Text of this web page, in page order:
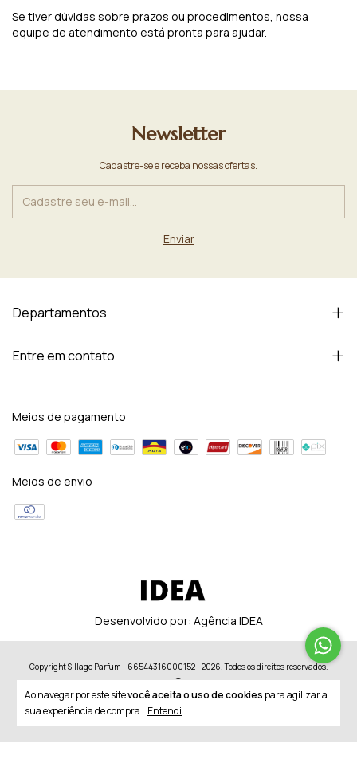
Ao navegar por este sitevocê aceita o uso de cookies para agilizar a
sua experiência de compra. Entendi
Se tiver dúvidas sobre prazos ou procedimentos, nossa
equipe de atendimento está pronta para ajudar.
Newsletter
Cadastre-se e receba nossas ofertas.
Departamentos
Entre em contato
Meios de pagamento
Meios de envio
Desenvolvido por: Agência IDEA
Copyright Sillage Parfum - 66544316000152 - 2026. Todos os direitos reservados.